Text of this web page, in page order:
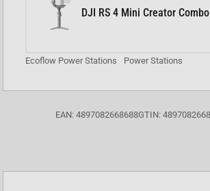
DJI RS 4 Mini Creator Combo
Ecoflow Power Stations Power Stations
EAN: 4897082668688GTIN: